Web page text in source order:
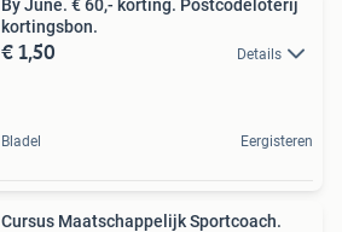
By June. € 60,- korting. Postcodeloterij
kortingsbon.
€ 1,50 Details
Bladel Eergisteren
Cursus Maatschappelijk Sportcoach.